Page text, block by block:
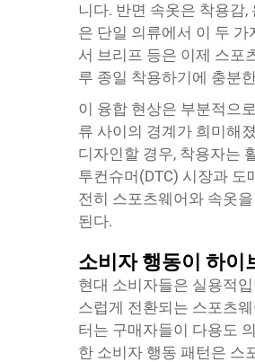
니다. 반면 속옷은 착용감
은 단일 의류에서 이 두
서 브리프 등은 이제 스포
루 종일 착용하기에 충분
이 융합 현상은 부분적으
류 사이의 경계가 희미해
디자인할 경우, 착용자는
투컨슈머(DTC) 시장과 도
전히 스포츠웨어와 속옷
된다.
소비자 행동이 하이
현대 소비자들은 실용적
스럽게 전환되는 스포츠
터는 구매자들이 다용도
한 소비자 행동 패턴은 스